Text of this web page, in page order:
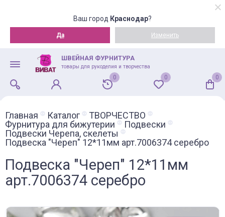
Ваш город Краснодар?
Да Изменить
ШВЕЙНАЯ ФУРНИТУРА
товары для рукоделия и творчества
0 0 0
Главная Каталог
ТВОРЧЕСТВО
Фурнитура для бижутерии
Подвески
Подвески Черепа, скелеты
Подвеска "Череп" 12*11мм арт.7006374 серебро
Подвеска "Череп" 12*11мм
арт.7006374 серебро